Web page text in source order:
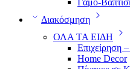
Διακόσμηση
ΟΛΑ ΤΑ ΕΙΔΗ
Επιχείρηση
Home Decor